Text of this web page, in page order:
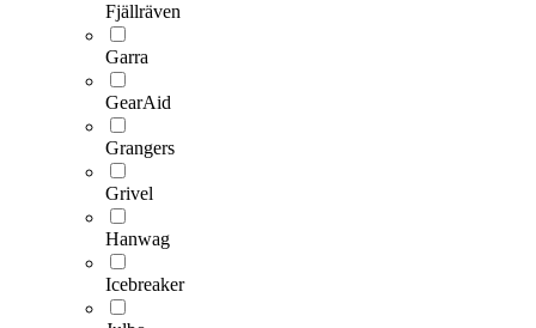
Fjällräven
Garra
GearAid
Grangers
Grivel
Hanwag
Icebreaker